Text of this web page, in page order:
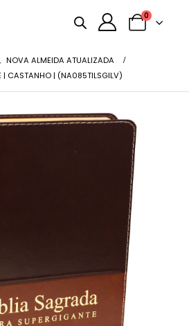
0
, NOVA ALMEIDA ATUALIZADA
| CASTANHO | (NA085TILSGILV)